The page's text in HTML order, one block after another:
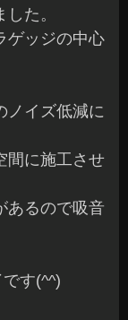
た。
ゲッジの中心
ノイズ低減に
間に施工させ
あるので吸音
す(^^)